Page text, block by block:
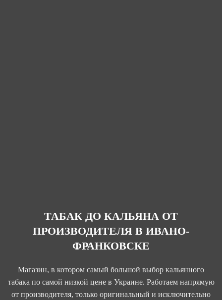
ТАБАК ДО КАЛЬЯНА ОТ
ПРОИЗВОДИТЕЛЯ В ИВАНО-
ФРАНКОВСКЕ
Магазин, в котором самый большой выбор кальянного
табака по самой низкой цене в Украине. Работаем напрямую
от производителя, только оригинальный и исключительно